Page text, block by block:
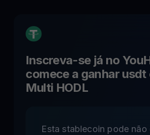
Inscreva-se já no
comece a ganhar usdt
Multi HODL
Esta stablecoin pode não